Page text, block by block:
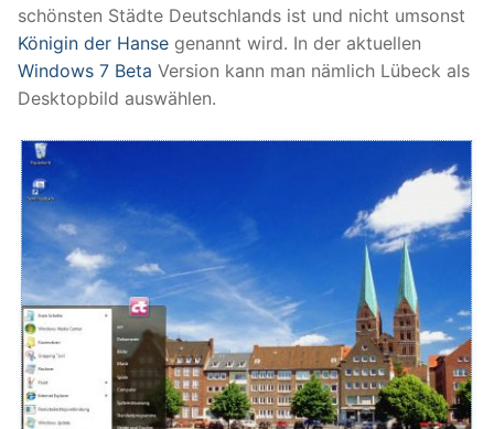
schönsten Städte Deutschlands ist und nicht umsonst
Königin der Hanse genannt wird. In der aktuellen
Windows 7 Beta Version kann man nämlich Lübeck als
Desktopbild auswählen.